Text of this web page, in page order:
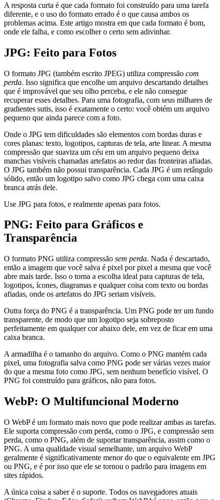
A resposta curta é que cada formato foi construído para uma tarefa
diferente, e o uso do formato errado é o que causa ambos os
problemas acima. Este artigo mostra em que cada formato é bom,
onde ele falha, e como escolher o certo sem adivinhar.
JPG: Feito para Fotos
O formato JPG (também escrito JPEG) utiliza compressão com
perda. Isso significa que encolhe um arquivo descartando detalhes
que é improvável que seu olho perceba, e ele não consegue
recuperar esses detalhes. Para uma fotografia, com seus milhares de
gradientes sutis, isso é exatamente o certo: você obtém um arquivo
pequeno que ainda parece com a foto.
Onde o JPG tem dificuldades são elementos com bordas duras e
cores planas: texto, logotipos, capturas de tela, arte linear. A mesma
compressão que suaviza um céu em um arquivo pequeno deixa
manchas visíveis chamadas artefatos ao redor das fronteiras afiadas.
O JPG também não possui transparência. Cada JPG é um retângulo
sólido, então um logotipo salvo como JPG chega com uma caixa
branca atrás dele.
Use JPG para fotos, e realmente apenas para fotos.
PNG: Feito para Gráficos e
Transparência
O formato PNG utiliza compressão sem perda. Nada é descartado,
então a imagem que você salva é pixel por pixel a mesma que você
abre mais tarde. Isso o torna a escolha ideal para capturas de tela,
logotipos, ícones, diagramas e qualquer coisa com texto ou bordas
afiadas, onde os artefatos do JPG seriam visíveis.
Outra força do PNG é a transparência. Um PNG pode ter um fundo
transparente, de modo que um logotipo seja sobreposto
perfeitamente em qualquer cor abaixo dele, em vez de ficar em uma
caixa branca.
A armadilha é o tamanho do arquivo. Como o PNG mantém cada
pixel, uma fotografia salva como PNG pode ser várias vezes maior
do que a mesma foto como JPG, sem nenhum benefício visível. O
PNG foi construído para gráficos, não para fotos.
WebP: O Multifuncional Moderno
O WebP é um formato mais novo que pode realizar ambas as tarefas.
Ele suporta compressão com perda, como o JPG, e compressão sem
perda, como o PNG, além de suportar transparência, assim como o
PNG. A uma qualidade visual semelhante, um arquivo WebP
geralmente é significativamente menor do que o equivalente em JPG
ou PNG, e é por isso que ele se tornou o padrão para imagens em
sites rápidos.
A única coisa a saber é o suporte. Todos os navegadores atuais